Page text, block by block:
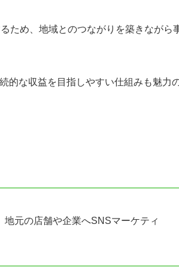
ため、地域とのつながりを築きながら
的な収益を目指しやすい仕組みも魅力
元の店舗や企業へSNSマーケティ